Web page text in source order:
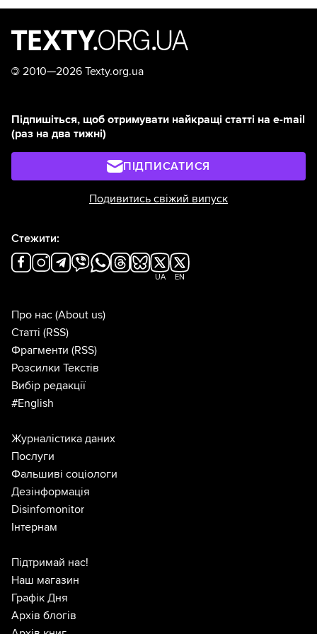
© 2010—2026 Texty.org.ua
Підпишіться, щоб отримувати найкращі статті на e-mail
(раз на два тижні)
ПІДПИСАТИСЯ
Подивитись свіжий випуск
Стежити:
UA EN
Про нас (About us)
Статті (RSS)
Фрагменти (RSS)
Розсилки Текстів
Вибір редакції
#English
Журналістика даних
Послуги
Фальшиві соціологи
Дезінформація
Disinfomonitor
Інтернам
Підтримай нас!
Наш магазин
Графік Дня
Архів блогів